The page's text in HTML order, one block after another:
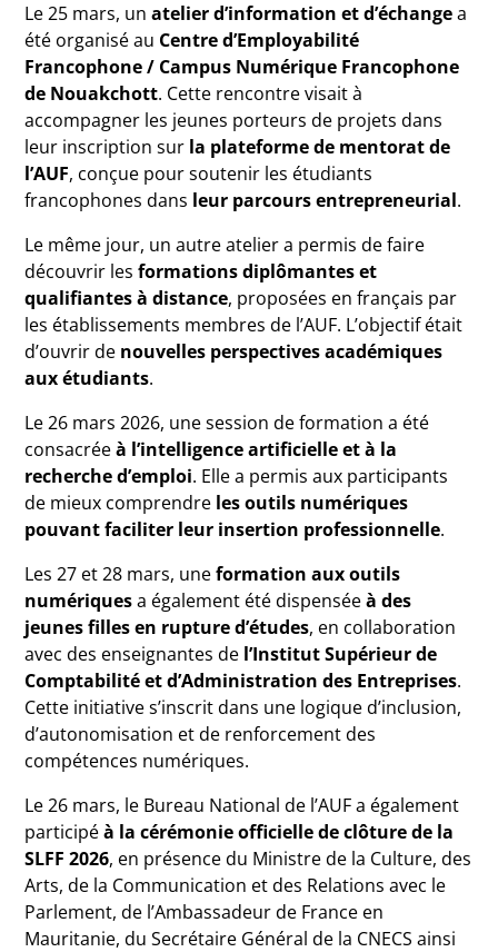
Le 25 mars, unatelier d’information et d’échangea
été organisé au Centre d’Employabilité
Francophone / Campus Numérique Francophone
de Nouakchott. Cette rencontre visait à
accompagner les jeunes porteurs de projets dans
leur inscription sur la plateforme de mentorat de
l’AUF, conçue pour soutenir les étudiants
francophones dans leur parcours entrepreneurial.
Le même jour, un autre atelier a permis de faire
découvrir lesformations diplômantes et
qualifiantes à distance, proposées en français par
les établissements membres de l’AUF. L’objectif était
d’ouvrir de nouvelles perspectives académiques
aux étudiants.
Le 26 mars 2026, une session de formation a été
consacréeà l’intelligence artificielle et à la
recherche d’emploi. Elle a permis aux participants
de mieux comprendre les outils numériques
pouvant faciliter leur insertion professionnelle.
Les 27 et 28 mars, uneformation aux outils
numériquesa également été dispenséeà des
jeunes filles en rupture d’études, en collaboration
avec des enseignantes de l’Institut Supérieur de
Comptabilité et d’Administration des Entreprises.
Cette initiative s’inscrit dans une logique d’inclusion,
d’autonomisation et de renforcement des
compétences numériques.
Le 26 mars, le Bureau National de l’AUF a également
participéà la cérémonie officielle de clôture de la
SLFF 2026, en présence du Ministre de la Culture, des
Arts, de la Communication et des Relations avec le
Parlement, de l’Ambassadeur de France en
Mauritanie, du Secrétaire Général de la CNECS ainsi